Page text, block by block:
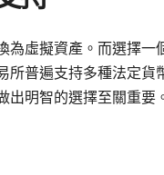
虛擬資產。而選擇一
普遍支持多種法定貨
出明智的選擇至關重要